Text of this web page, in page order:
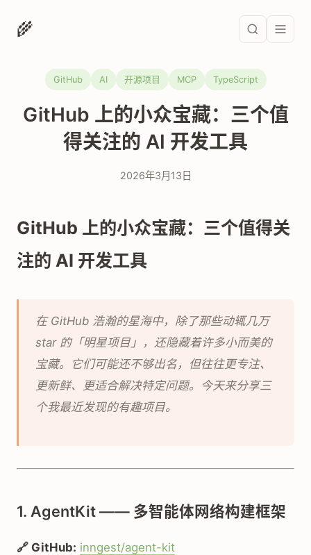
🌾
GitHub AI 开源项目 MCP TypeScript
GitHub 上的小众宝藏：三个值
得关注的 AI 开发工具
2026年3月13日
GitHub 上的小众宝藏：三个值得关
注的 AI 开发工具
在 GitHub 浩瀚的星海中，除了那些动辄几万
star 的「明星项目」，还隐藏着许多小而美的
宝藏。它们可能还不够出名，但往往更专注、
更新鲜、更适合解决特定问题。今天来分享三
个我最近发现的有趣项目。
1. AgentKit —— 多智能体网络构建框架
🔗 GitHub: inngest/agent-kit